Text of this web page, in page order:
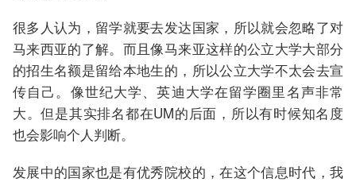
很多人认为，留学就要去发达国家，所以就会忽略了对
马来西亚的了解。而且像马来亚这样的公立大学大部分
的招生名额是留给本地生的，所以公立大学不太会去宣
传自己。像世纪大学、英迪大学在留学圈里名声非常
大。但是其实排名都在UM的后面，所以有时候知名度
也会影响个人判断。
发展中的国家也是有优秀院校的，在这个信息时代，我